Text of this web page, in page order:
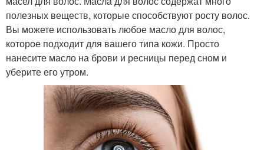
полезных веществ, которые способствуют росту волос.
Вы можете использовать любое масло для волос,
которое подходит для вашего типа кожи. Просто
нанесите масло на брови и ресницы перед сном и
уберите его утром.